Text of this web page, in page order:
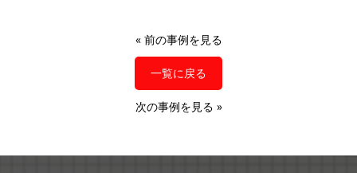
« 前の事例を見る
一覧に戻る
次の事例を見る »